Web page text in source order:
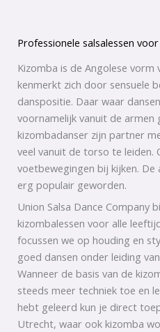
Professionele salsalessen
Kizomba is de Angolese vorm
kenmerkt zich door sensuele
danspositie. Daar waar
voornamelijk vanuit de
kizombadanser zijn partner
veel vanuit de torso te leiden.
voetbewegingen bij kijken.
erg populair geworden.
Union Salsa Dance Company
kizombalessen voor alle
focussen we op houding en
goed dansen onder leiding
Wanneer de basis van de
steeds meer techniek toe en
hebt geleerd kun je direct
Utrecht, waar ook kizomba